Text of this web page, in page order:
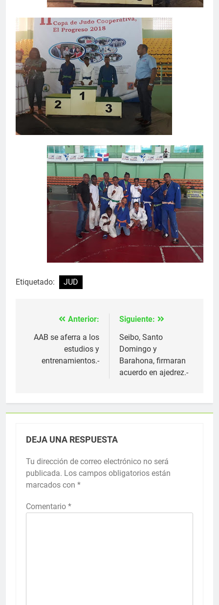
Etiquetado: JUD
Navegación
de
entradas
Anterior:
AAB se aferra a los
estudios y
entrenamientos.-
Siguiente:
Seibo, Santo
Domingo y
Barahona, firmaran
acuerdo en ajedrez.-
DEJA UNA RESPUESTA
Tu dirección de correo electrónico no será
publicada. Los campos obligatorios están
marcados con *
Comentario *